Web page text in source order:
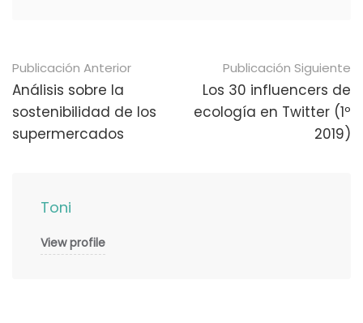
Navegación
de
publicaciones
Publicación Anterior
Análisis sobre la
sostenibilidad de los
supermercados
Publicación Siguiente
Los 30 influencers de
ecología en Twitter (1º
2019)
Toni
View profile